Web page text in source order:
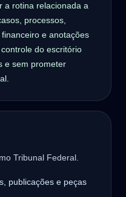
a rotina relacionada a
processos,
e anotações
do escritório
e sem prometer
Tribunal Federal.
publicações e peças